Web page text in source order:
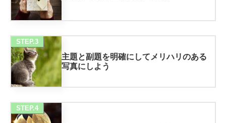
STEP.3
主題と副題を明確にしてメリハリのある
写真にしよう
STEP.4